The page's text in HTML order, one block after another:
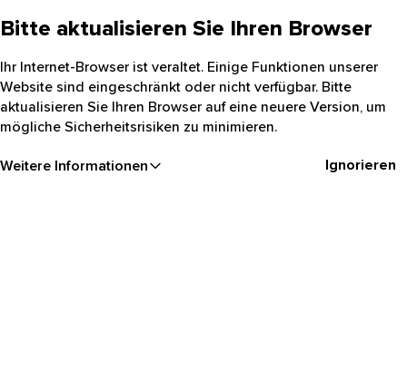
Bitte aktualisieren Sie Ihren Browser
Ihr Internet-Browser ist veraltet. Einige Funktionen unserer
Website sind eingeschränkt oder nicht verfügbar. Bitte
aktualisieren Sie Ihren Browser auf eine neuere Version, um
mögliche Sicherheitsrisiken zu minimieren.
Weitere Informationen Ignorieren